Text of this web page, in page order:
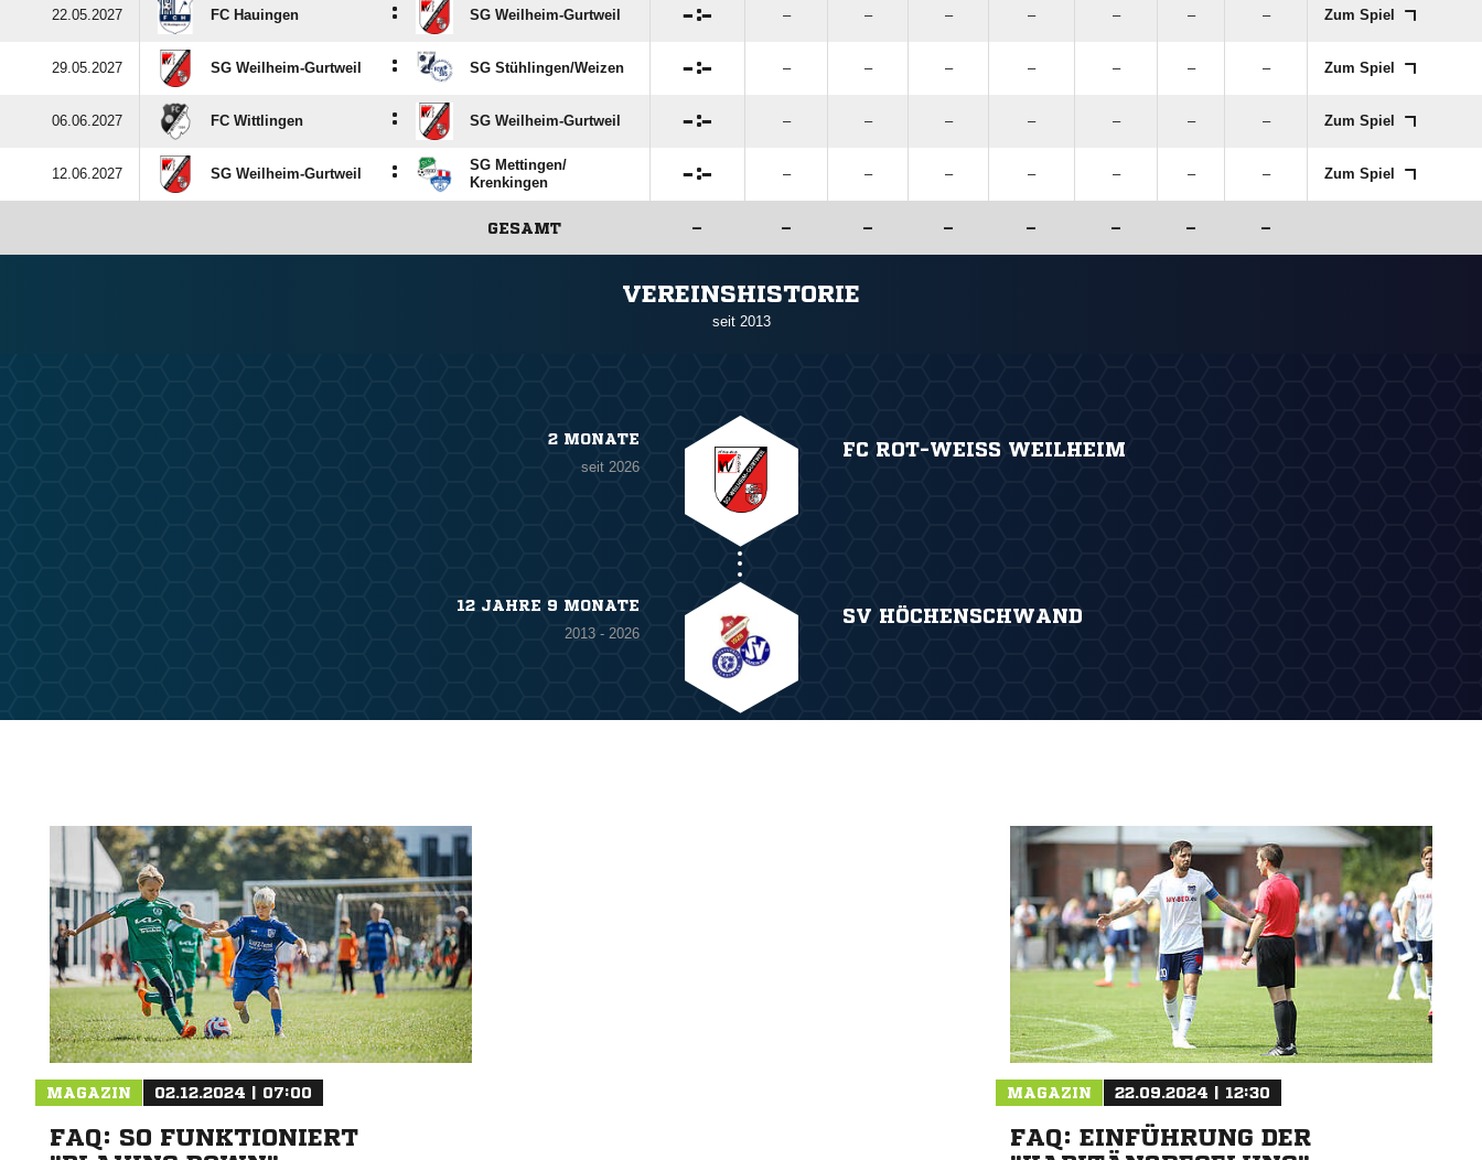
22.05.2027 FC Hauingen : SG Weilheim-Gurtweil : – – – – – – – Zum Spiel
29.05.2027 SG Weilheim-Gurtweil : SG Stühlingen/​Weizen : – – – – – – – Zum Spiel
06.06.2027 FC Wittlingen : SG Weilheim-Gurtweil : – – – – – – – Zum Spiel
12.06.2027 SG Weilheim-Gurtweil :
SG Mettingen/​
Krenkingen
: – – – – – – – Zum Spiel
GESAMT – – – – – – – –
VEREINSHISTORIE
seit 2013
2 MONATE
seit 2026
FC ROT-WEISS WEILHEIM
12 JAHRE 9 MONATE
2013 - 2026
SV HÖCHENSCHWAND
MAGAZIN 02.12.2024 | 07:00
FAQ: SO FUNKTIONIERT
MAGAZIN 22.09.2024 | 12:30
FAQ: EINFÜHRUNG DER